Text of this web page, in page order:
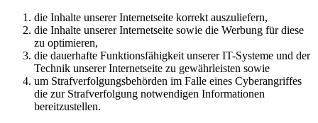
die Inhalte unserer Internetseite korrekt auszuliefern,
die Inhalte unserer Internetseite sowie die Werbung für diese
zu optimieren,
die dauerhafte Funktionsfähigkeit unserer IT-Systeme und der
Technik unserer Internetseite zu gewährleisten sowie
um Strafverfolgungsbehörden im Falle eines Cyberangriffes
die zur Strafverfolgung notwendigen Informationen
bereitzustellen.